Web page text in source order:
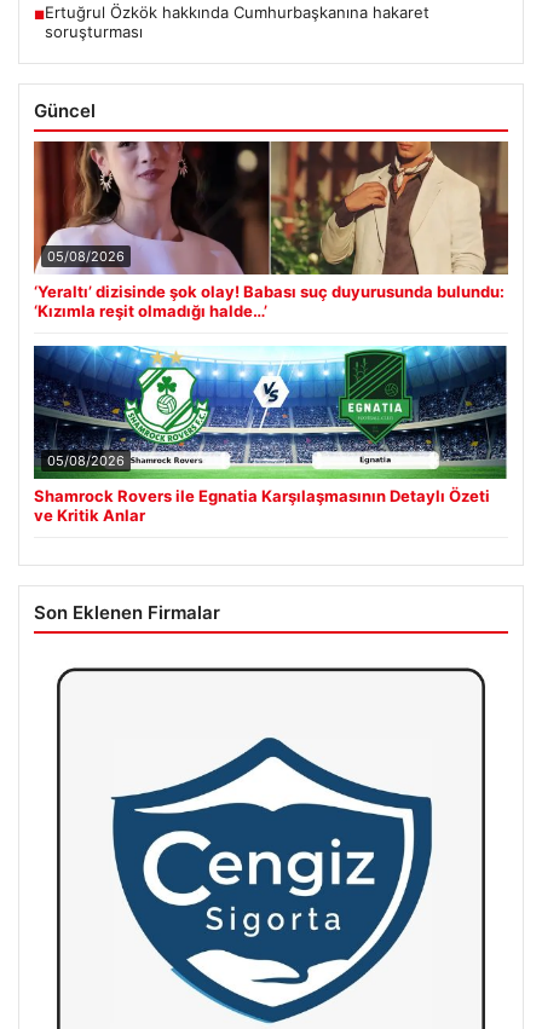
■Ertuğrul Özkök hakkında Cumhurbaşkanına hakaret
soruşturması
Güncel
05/08/2026
‘Yeraltı’ dizisinde şok olay! Babası suç duyurusunda bulundu:
‘Kızımla reşit olmadığı halde…’
05/08/2026
Shamrock Rovers ile Egnatia Karşılaşmasının Detaylı Özeti
ve Kritik Anlar
Son Eklenen Firmalar